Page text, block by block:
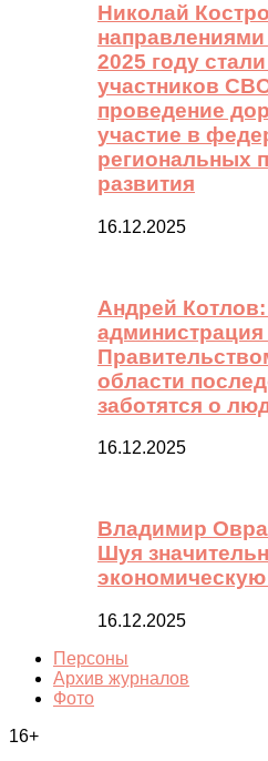
Николай
2025 году
участников
проведение
участие в
региональных
развития
16.12.2025
Андрей
области
заботятся о
16.12.2025
Владимир
Шуя
экономическую
16.12.2025
Персоны
Архив журналов
Фото
16+